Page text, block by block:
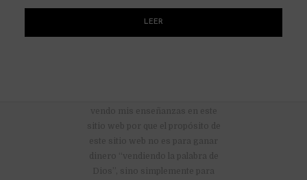
LEER
vendo mis enseñanzas en este
sitio web por que el propósito de
este sitio web no es para ganar
dinero “vendiendo la palabra de
Dios”, sino simplemente para